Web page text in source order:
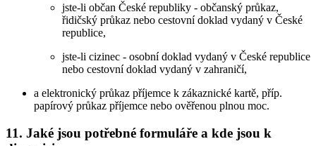
jste-li občan České republiky - občanský průkaz,
řidičský průkaz nebo cestovní doklad vydaný v České
republice,
jste-li cizinec - osobní doklad vydaný v České republice
nebo cestovní doklad vydaný v zahraničí,
a elektronický průkaz příjemce k zákaznické kartě, příp.
papírový průkaz příjemce nebo ověřenou plnou moc.
11. Jaké jsou potřebné formuláře a kde jsou k